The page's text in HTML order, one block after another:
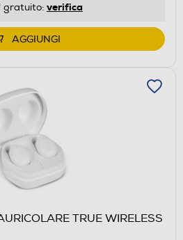
gratuito: verifica
AGGIUNGI
TRUE WIRELESS